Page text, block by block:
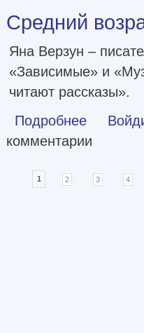
Средний
Яна Верзун –
«Зависимые» и
читают рассказы».
Подробнее о Средний
комментарии
Страницы
1 2 3 4